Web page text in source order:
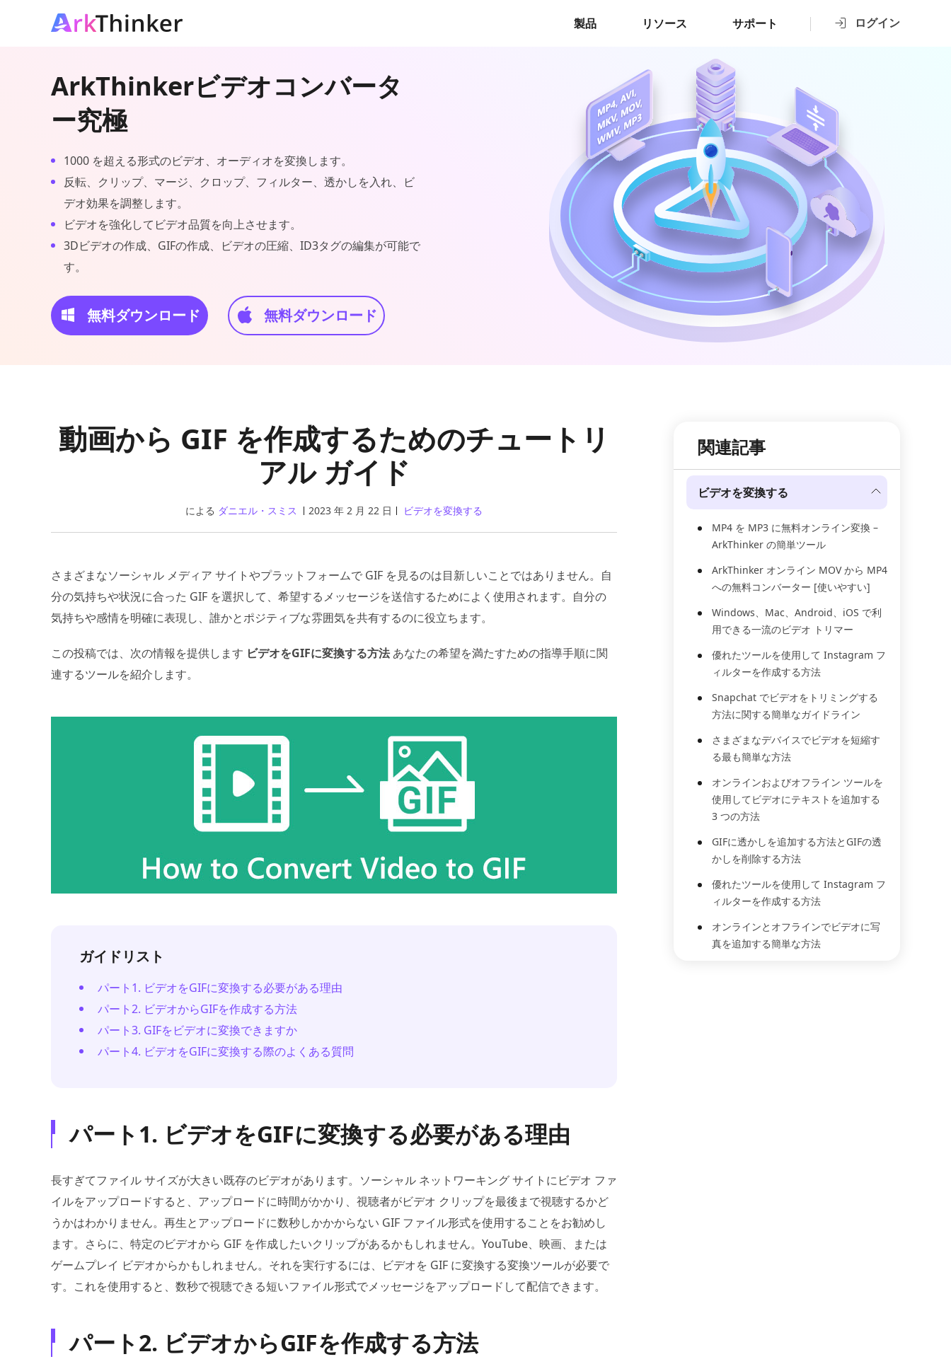
ログイン
製品 リソース サポート
ArkThinkerビデオコンバータ
ー究極
1000 を超える形式のビデオ、オーディオを変換します。
反転、クリップ、マージ、クロップ、フィルター、透かしを入れ、ビ
デオ効果を調整します。
ビデオを強化してビデオ品質を向上させます。
3Dビデオの作成、GIFの作成、ビデオの圧縮、ID3タグの編集が可能で
す。
無料ダウンロード 無料ダウンロード
動画から GIF を作成するためのチュートリ
アル ガイド
による ダニエル・スミス 2023 年 2 月 22 日 ビデオを変換する
さまざまなソーシャル メディア サイトやプラットフォームで GIF を見るのは目新しいことではありません。自
分の気持ちや状況に合った GIF を選択して、希望するメッセージを送信するためによく使用されます。自分の
気持ちや感情を明確に表現し、誰かとポジティブな雰囲気を共有するのに役立ちます。
この投稿では、次の情報を提供します ビデオをGIFに変換する方法あなたの希望を満たすための指導手順に関
連するツールを紹介します。
ガイドリスト
パート1. ビデオをGIFに変換する必要がある理由
パート2. ビデオからGIFを作成する方法
パート3. GIFをビデオに変換できますか
パート4. ビデオをGIFに変換する際のよくある質問
パート1. ビデオをGIFに変換する必要がある理由
長すぎてファイル サイズが大きい既存のビデオがあります。ソーシャル ネットワーキング サイトにビデオ ファ
イルをアップロードすると、アップロードに時間がかかり、視聴者がビデオ クリップを最後まで視聴するかど
うかはわかりません。再生とアップロードに数秒しかかからない GIF ファイル形式を使用することをお勧めし
ます。さらに、特定のビデオから GIF を作成したいクリップがあるかもしれません。YouTube、映画、または
ゲームプレイ ビデオからかもしれません。それを実行するには、ビデオを GIF に変換する変換ツールが必要で
す。これを使用すると、数秒で視聴できる短いファイル形式でメッセージをアップロードして配信できます。
パート2. ビデオからGIFを作成する方法
関連記事
ビデオを変換する
MP4 を MP3 に無料オンライン変換 –
ArkThinker の簡単ツール
ArkThinker オンライン MOV から MP4
への無料コンバーター [使いやすい]
Windows、Mac、Android、iOS で利
用できる一流のビデオ トリマー
優れたツールを使用して Instagram フ
ィルターを作成する方法
Snapchat でビデオをトリミングする
方法に関する簡単なガイドライン
さまざまなデバイスでビデオを短縮す
る最も簡単な方法
オンラインおよびオフライン ツールを
使用してビデオにテキストを追加する
3 つの方法
GIFに透かしを追加する方法とGIFの透
かしを削除する方法
優れたツールを使用して Instagram フ
ィルターを作成する方法
オンラインとオフラインでビデオに写
真を追加する簡単な方法